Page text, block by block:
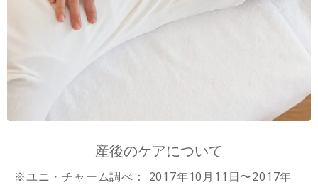
産後のケアについて
※ユニ・チャーム調べ： 2017年10月11日〜2017年